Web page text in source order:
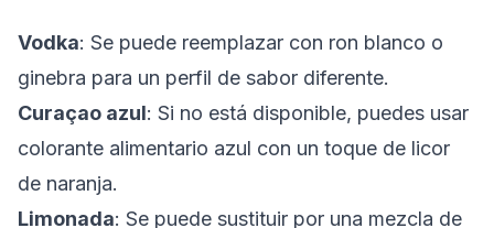
Vodka: Se puede reemplazar con ron blanco o
ginebra para un perfil de sabor diferente.
Curaçao azul: Si no está disponible, puedes usar
colorante alimentario azul con un toque de licor
de naranja.
Limonada: Se puede sustituir por una mezcla de